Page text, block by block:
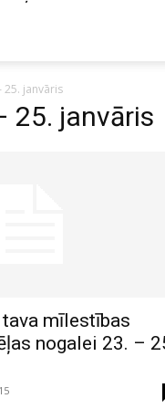
25. janvāris
25. janvāris
tava mīlestības
nogalei 23. –